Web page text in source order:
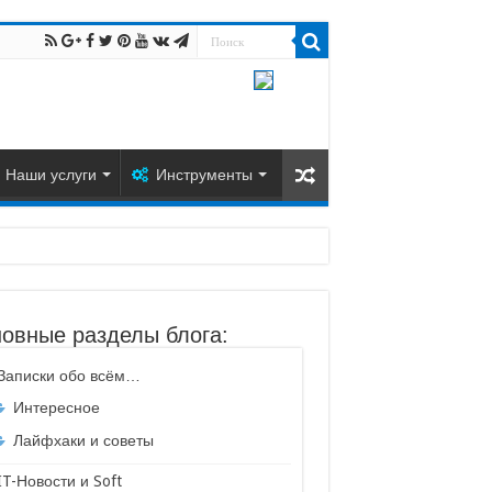
Наши услуги Инструменты
разделы блога:
обо всём…
Интересное
Лайфхаки и советы
Новости и Soft